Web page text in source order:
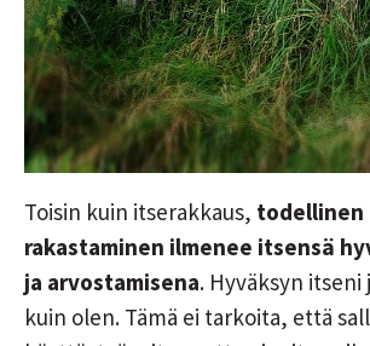
Toisin kuin itserakkaus, todellinen
rakastaminen ilmenee itsensä
ja arvostamisena. Hyväksyn
kuin olen. Tämä ei tarkoita, että